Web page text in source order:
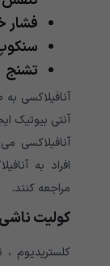
فشار
تشنج
آنتی بیوتیک
آنافیلاکسی
افراد به
مراجعه کنند.
کولیت
کلستریدیوم